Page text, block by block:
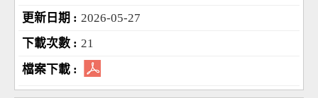
2026-05-27
21